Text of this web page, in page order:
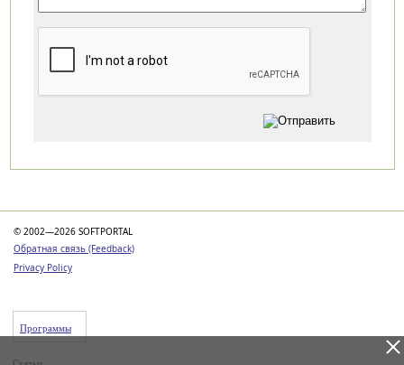
© 2002—2026 SOFTPORTAL
Обратная связь (Feedback)
Privacy Policy
Программы
Статьи